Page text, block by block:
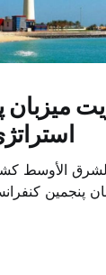
میزبان
الأوسط
پنجمین